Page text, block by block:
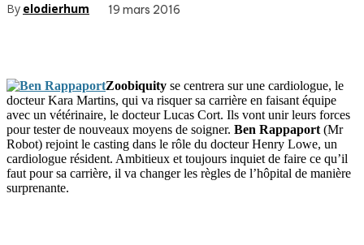
By elodierhum 19 mars 2016
Zoobiquity se centrera sur une cardiologue, le
docteur Kara Martins, qui va risquer sa carrière en faisant équipe
avec un vétérinaire, le docteur Lucas Cort. Ils vont unir leurs forces
pour tester de nouveaux moyens de soigner. Ben Rappaport (Mr
Robot) rejoint le casting dans le rôle du docteur Henry Lowe, un
cardiologue résident. Ambitieux et toujours inquiet de faire ce qu’il
faut pour sa carrière, il va changer les règles de l’hôpital de manière
surprenante.